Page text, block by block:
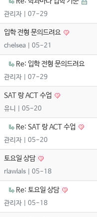
관리자 | 07-29
입학 전형 문의드려요
chelsea | 05-21
Re: 입학 전형 문의드려요
관리자 | 07-29
SAT 랑 ACT 수업
유니 | 05-20
Re: SAT 랑 ACT 수업
관리자 | 05-20
토요일 상담
rlawlals | 05-18
Re: 토요일 상담
관리자 | 05-18